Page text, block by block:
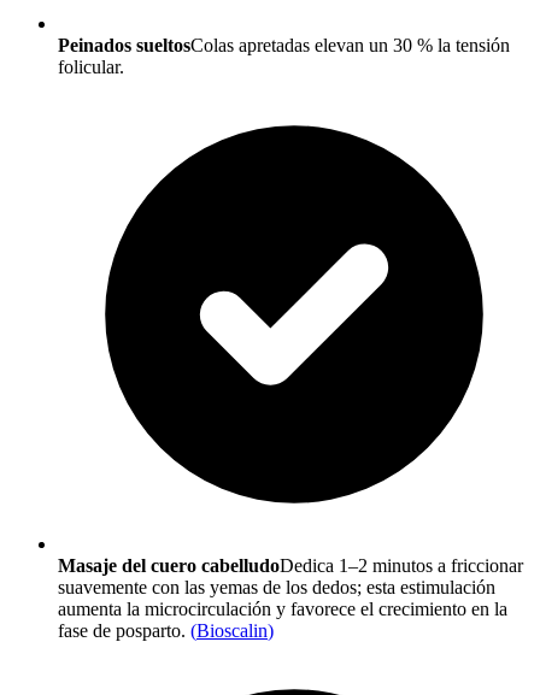
Peinados sueltosColas apretadas elevan un 30 % la tensión
folicular.
Masaje del cuero cabelludoDedica 1–2 minutos a friccionar
suavemente con las yemas de los dedos; esta estimulación
aumenta la microcirculación y favorece el crecimiento en la
fase de posparto. (Bioscalin)